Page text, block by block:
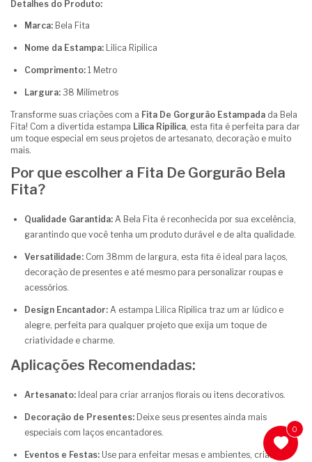
Detalhes do Produto:
Marca: Bela Fita
Nome da Estampa: Lilica Ripilica
Comprimento: 1 Metro
Largura: 38 Milímetros
Transforme suas criações com a Fita De Gorgurão Estampada da Bela
Fita! Com a divertida estampa Lilica Ripilica, esta fita é perfeita para dar
um toque especial em seus projetos de artesanato, decoração e muito
mais.
Por que escolher a Fita De Gorgurão Bela
Fita?
Qualidade Garantida: A Bela Fita é reconhecida por sua excelência,
garantindo que você tenha um produto durável e de alta qualidade.
Versatilidade: Com 38mm de largura, esta fita é ideal para laços,
decoração de presentes e até mesmo para personalizar roupas e
acessórios.
Design Encantador: A estampa Lilica Ripilica traz um ar lúdico e
alegre, perfeita para qualquer projeto que exija um toque de
criatividade e charme.
Aplicações Recomendadas:
Artesanato: Ideal para criar arranjos florais ou itens decorativos.
Decoração de Presentes: Deixe seus presentes ainda mais
especiais com laços encantadores.
Eventos e Festas: Use para enfeitar mesas e ambientes, criando
0